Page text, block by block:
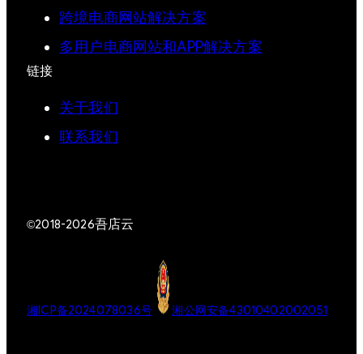
跨境电商网站解决方案
多用户电商网站和APP解决方案
链接
关于我们
联系我们
©2018-2026吾店云
湘ICP备2024078036号 湘公网安备43010402002051